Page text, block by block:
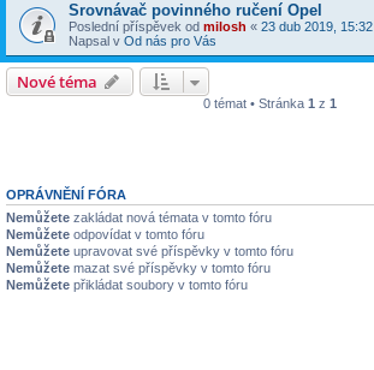
Srovnávač povinného ručení Opel
Poslední příspěvek od milosh « 23 dub 2019, 15:32
Napsal v Od nás pro Vás
Nové téma
0 témat • Stránka 1 z 1
OPRÁVNĚNÍ FÓRA
Nemůžete zakládat nová témata v tomto fóru
Nemůžete odpovídat v tomto fóru
Nemůžete upravovat své příspěvky v tomto fóru
Nemůžete mazat své příspěvky v tomto fóru
Nemůžete přikládat soubory v tomto fóru